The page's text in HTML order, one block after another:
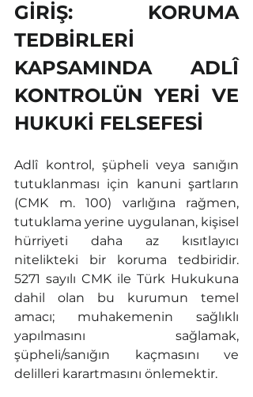
GİRİŞ: KORUMA
TEDBİRLERİ
KAPSAMINDA ADLÎ
KONTROLÜN YERİ VE
HUKUKİ FELSEFESİ
Adlî kontrol, şüpheli veya sanığın
tutuklanması için kanuni şartların
(CMK m. 100) varlığına rağmen,
tutuklama yerine uygulanan, kişisel
hürriyeti daha az kısıtlayıcı
nitelikteki bir koruma tedbiridir.
5271 sayılı CMK ile Türk Hukukuna
dahil olan bu kurumun temel
amacı; muhakemenin sağlıklı
yapılmasını sağlamak,
şüpheli/sanığın kaçmasını ve
delilleri karartmasını önlemektir.